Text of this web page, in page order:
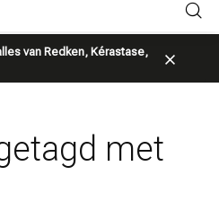
van Redken, Kérastase,
met